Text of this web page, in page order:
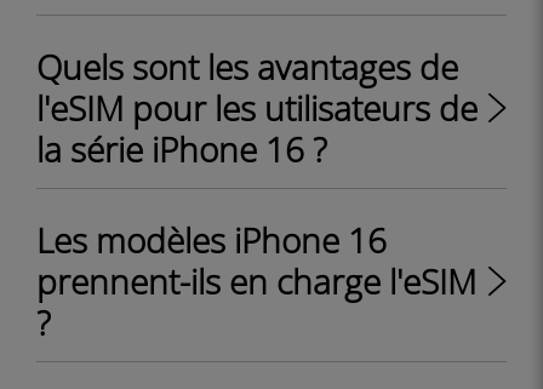
Quels sont les avantages de
l'eSIM pour les utilisateurs de
la série iPhone 16 ?
Les modèles iPhone 16
prennent-ils en charge l'eSIM
?